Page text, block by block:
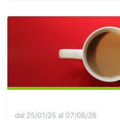
dal 25/01/25 al 07/08/26